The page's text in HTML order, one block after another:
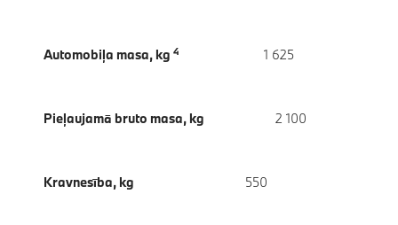
Automobiļa masa, kg 4 1 625
Pieļaujamā bruto masa, kg 2 100
Kravnesība, kg 550